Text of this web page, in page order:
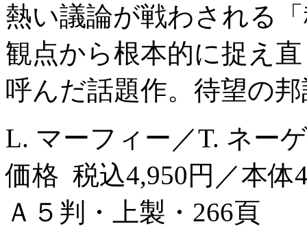
熱い議論が戦わされる
観点から根本的に捉え
呼んだ話題作。待望の
L. マーフィー／T. ネ
価格 税込4,950円／本体
Ａ５判・上製・266頁